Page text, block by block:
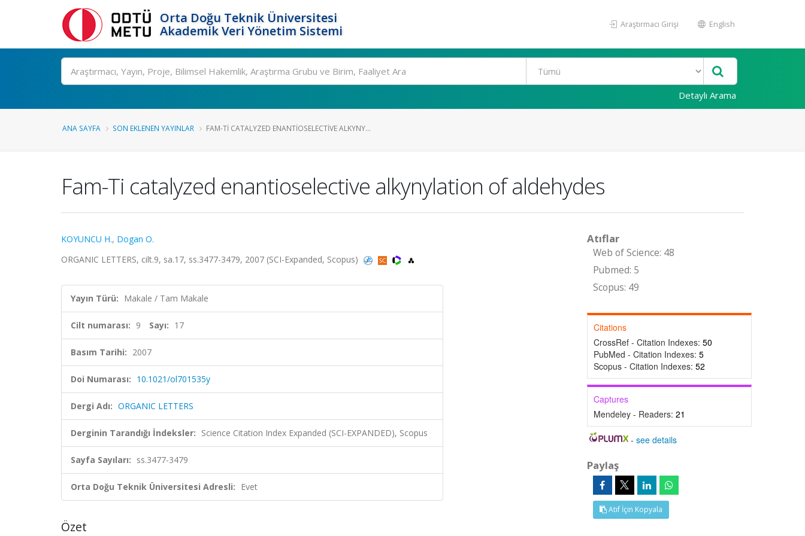
Orta Doğu Teknik Üniversitesi
Akademik Veri Yönetim Sistemi
Araştırmacı Girişi English
Ara
Detaylı Arama
ANA SAYFA SON EKLENEN YAYINLAR FAM-TI CATALYZED ENANTIOSELECTIVE ALKYNY...
Fam-Ti catalyzed enantioselective alkynylation of aldehydes
KOYUNCU H., Dogan O.
ORGANIC LETTERS, cilt.9, sa.17, ss.3477-3479, 2007 (SCI-Expanded, Scopus)
Yayın Türü: Makale / Tam Makale
Cilt numarası: 9 Sayı: 17
Basım Tarihi: 2007
Doi Numarası: 10.1021/ol701535y
Dergi Adı: ORGANIC LETTERS
Derginin Tarandığı İndeksler: Science Citation Index Expanded (SCI-EXPANDED), Scopus
Sayfa Sayıları: ss.3477-3479
Orta Doğu Teknik Üniversitesi Adresli: Evet
Özet
Atıflar
Web of Science: 48
Pubmed: 5
Scopus: 49
Citations
CrossRef - Citation Indexes: 50
PubMed - Citation Indexes: 5
Scopus - Citation Indexes: 52
Captures
Mendeley - Readers: 21
-see details
Paylaş
Atıf İçin Kopyala